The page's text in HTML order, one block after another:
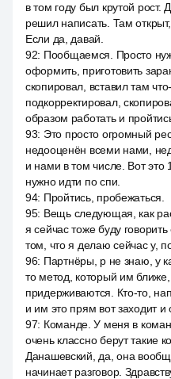
в том году был крутой
решил написать. Там
Если да, давай.
92: Пообщаемся. Просто
оформить, приготовить
скопировал, вставил там
подкорректировал,
образом работать и
93: Это просто огромный
недооценён всеми нами,
и нами в том числе. Вот это
нужно идти по спи.
94: Пройтись, пробежаться.
95: Вещь следующая, как
я сейчас тоже буду
том, что я делаю сейчас у,
96: Партнёры, р не знаю, у
то метод, который им ближе,
придерживаются. Кто-то,
и им это прям вот заходит
97: Команде. У меня в
очень классно берут такие
Данашевский, да, она
начинает разговор.